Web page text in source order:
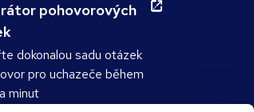
pohovorových
dokonalou sadu otázek
pro uchazeče během
minut